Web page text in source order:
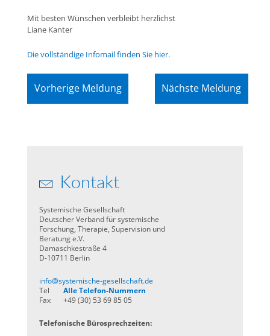
Mit besten Wünschen verbleibt herzlichst
Liane Kanter
Die vollständige Infomail finden Sie hier.
Vorherige Meldung Nächste Meldung
Kontakt
Systemische Gesellschaft
Deutscher Verband für systemische
Forschung, Therapie, Supervision und
Beratung e.V.
Damaschkestraße 4
D-10711 Berlin
info@systemische-gesellschaft.de
Tel
Alle Telefon-Nummern
Fax
+49 (30) 53 69 85 05
Telefonische Bürosprechzeiten: